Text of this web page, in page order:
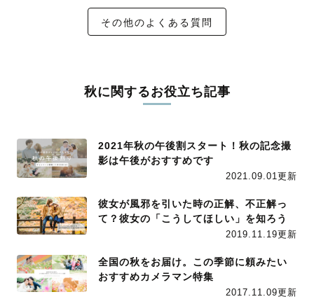
その他のよくある質問
秋に関するお役立ち記事
2021年秋の午後割スタート！秋の記念撮
影は午後がおすすめです
2021.09.01更新
彼女が風邪を引いた時の正解、不正解っ
て？彼女の「こうしてほしい」を知ろう
2019.11.19更新
全国の秋をお届け。この季節に頼みたい
おすすめカメラマン特集
2017.11.09更新